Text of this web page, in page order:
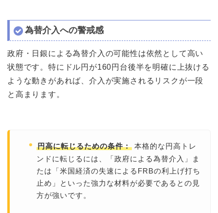
為替介入への警戒感
政府・日銀による為替介入の可能性は依然として高い
状態です。特にドル円が160円台後半を明確に上抜ける
ような動きがあれば、介入が実施されるリスクが一段
と高まります。
円高に転じるための条件： 本格的な円高トレ
ンドに転じるには、「政府による為替介入」ま
たは「米国経済の失速によるFRBの利上げ打ち
止め」といった強力な材料が必要であるとの見
方が強いです。